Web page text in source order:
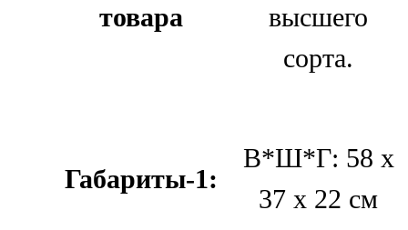
товара
высшего
сорта.
Габариты-1:
В*Ш*Г: 58 х
37 х 22 см